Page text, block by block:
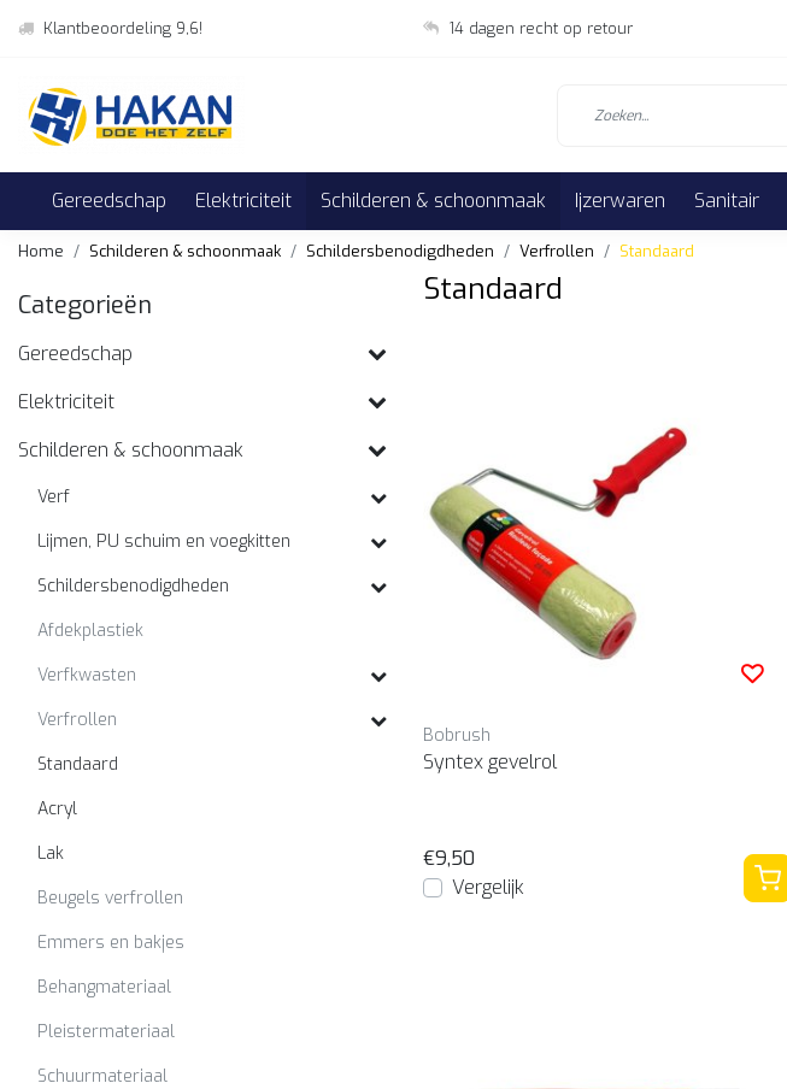
Klantbeoordeling 9,6! 14 dagen recht op retour
Gereedschap Elektriciteit Schilderen & schoonmaak Ijzerwaren Sanitair
Home Schilderen & schoonmaak Schildersbenodigdheden Verfrollen Standaard
Categorieën
Gereedschap
Elektriciteit
Schilderen & schoonmaak
Verf
Lijmen, PU schuim en voegkitten
Schildersbenodigdheden
Afdekplastiek
Verfkwasten
Verfrollen
Standaard
Acryl
Lak
Beugels verfrollen
Emmers en bakjes
Behangmateriaal
Pleistermateriaal
Schuurmateriaal
Standaard
Bobrush
Syntex gevelrol
€9,50
Vergelijk